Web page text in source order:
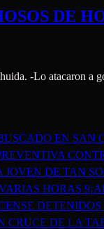
DE
-Lo atacaron a
EN SAN
DE TAN
HORAS 9
CRUCE DE LA